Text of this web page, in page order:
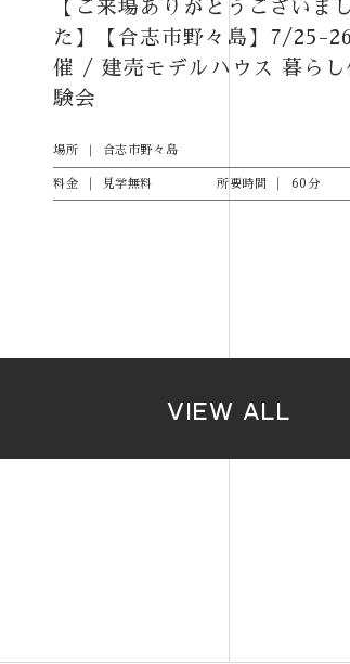
【ご来場ありがとうございまし
た】【合志市野々島】7/25-
催 / 建売モデルハウス 暮らし
験会
場所 合志市野々島
料金 見学無料 所要時間 60分
VIEW ALL